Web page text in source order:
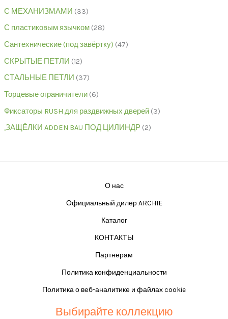
С МЕХАНИЗМАМИ 33
С пластиковым язычком 28
Сантехнические (под завёртку) 47
СКРЫТЫЕ ПЕТЛИ 12
СТАЛЬНЫЕ ПЕТЛИ 37
Торцевые ограничители 6
Фиксаторы RUSH для раздвижных дверей 3
,ЗАЩЁЛКИ ADDEN BAU ПОД ЦИЛИНДР 2
О нас
Официальный дилер ARCHIE
Каталог
КОНТАКТЫ
Партнерам
Политика конфиденциальности
Политика о веб-аналитике и файлах cookie
Выбирайте коллекцию